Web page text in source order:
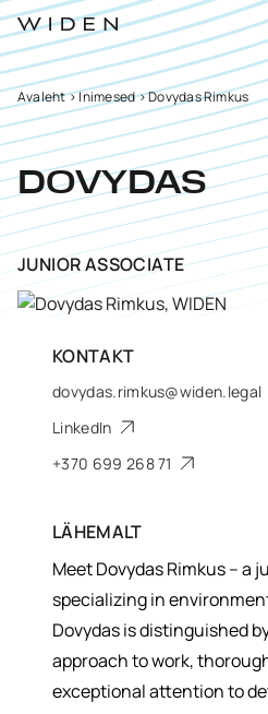
Avaleht>Inimesed>Dovydas Rimkus
DOVYDAS
JUNIOR ASSOCIATE
KONTAKT
dovydas.rimkus@widen.legal
LinkedIn
+370 699 268 71
LÄHEMALT
Meet Dovydas Rimkus – a
specializing in
Dovydas is distinguished
approach to work,
exceptional attention to